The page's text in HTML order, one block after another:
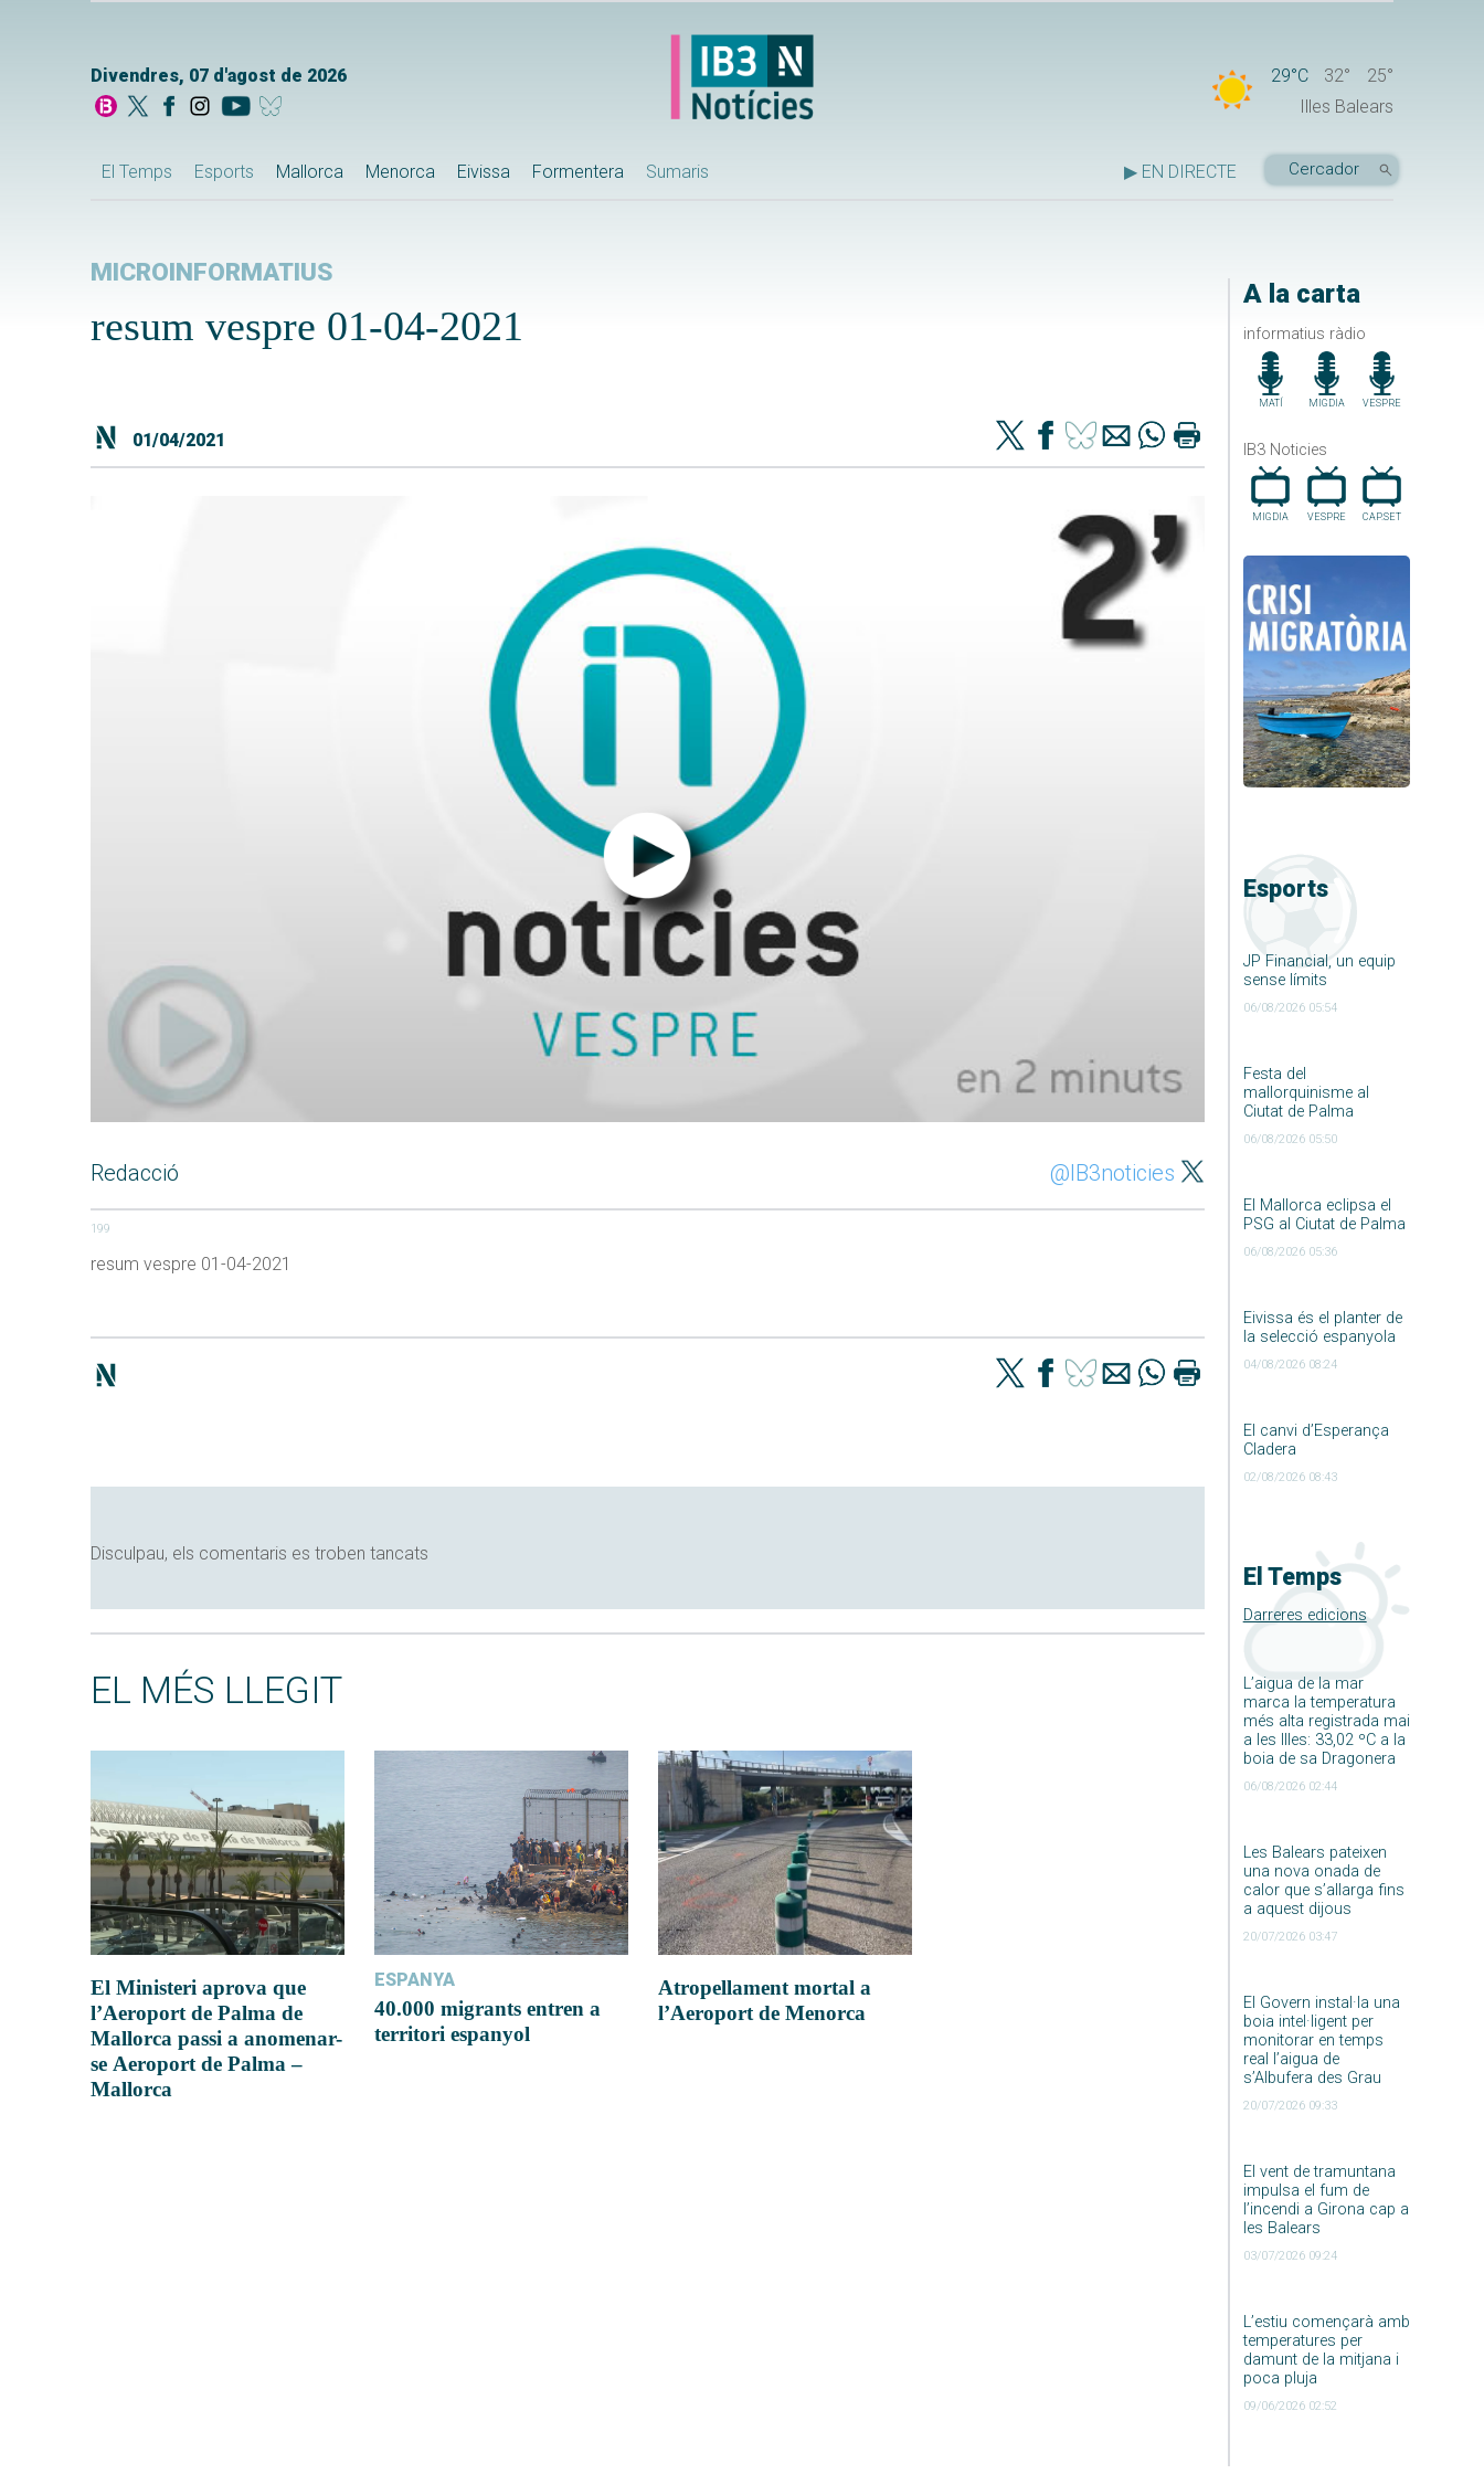
Divendres, 07 d'agost de 2026 29°C 32°
25°
Illes Balears
El Temps Esports Mallorca Menorca Eivissa Formentera Sumaris ▶ EN DIRECTE
A la carta
informatius ràdio
MATÍ MIGDIA VESPRE
IB3 Noticies
MIGDIA VESPRE CAP.SET
Esports
JP Financial, un equip
sense límits
06/08/2026 05:54
Festa del
mallorquinisme al
Ciutat de Palma
06/08/2026 05:50
El Mallorca eclipsa el
PSG al Ciutat de Palma
06/08/2026 05:36
Eivissa és el planter de
la selecció espanyola
04/08/2026 08:24
El canvi d’Esperança
Cladera
02/08/2026 08:43
El Temps
Darreres edicions
L’aigua de la mar
marca la temperatura
més alta registrada mai
a les Illes: 33,02 ºC a la
boia de sa Dragonera
06/08/2026 02:44
Les Balears pateixen
una nova onada de
calor que s’allarga fins
a aquest dijous
20/07/2026 03:47
El Govern instal·la una
boia intel·ligent per
monitorar en temps
real l’aigua de
s’Albufera des Grau
20/07/2026 09:33
El vent de tramuntana
impulsa el fum de
l’incendi a Girona cap a
les Balears
03/07/2026 09:24
L’estiu començarà amb
temperatures per
damunt de la mitjana i
poca pluja
09/06/2026 02:52
MICROINFORMATIUS
resum vespre 01-04-2021
01/04/2021
Redacció @IB3noticies
199
resum vespre 01-04-2021
Disculpau, els comentaris es troben tancats
EL MÉS LLEGIT
El Ministeri aprova que
l’Aeroport de Palma de
Mallorca passi a anomenar-
se Aeroport de Palma –
Mallorca
ESPANYA
40.000 migrants entren a
territori espanyol
Atropellament mortal a
l’Aeroport de Menorca